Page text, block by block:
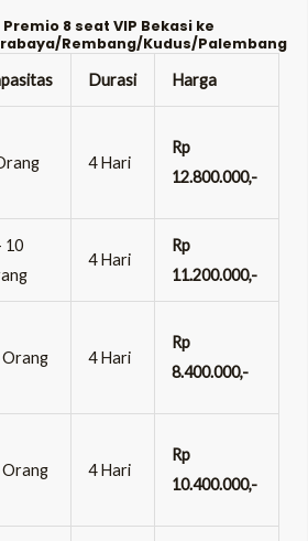
8 seat VIP Bekasi ke
Rembang/Kudus/Palembang
Durasi Harga
4 Hari
Rp
12.800.000,-
10
4 Hari
Rp
11.200.000,-
Orang 4 Hari
Rp
8.400.000,-
Orang 4 Hari
Rp
10.400.000,-